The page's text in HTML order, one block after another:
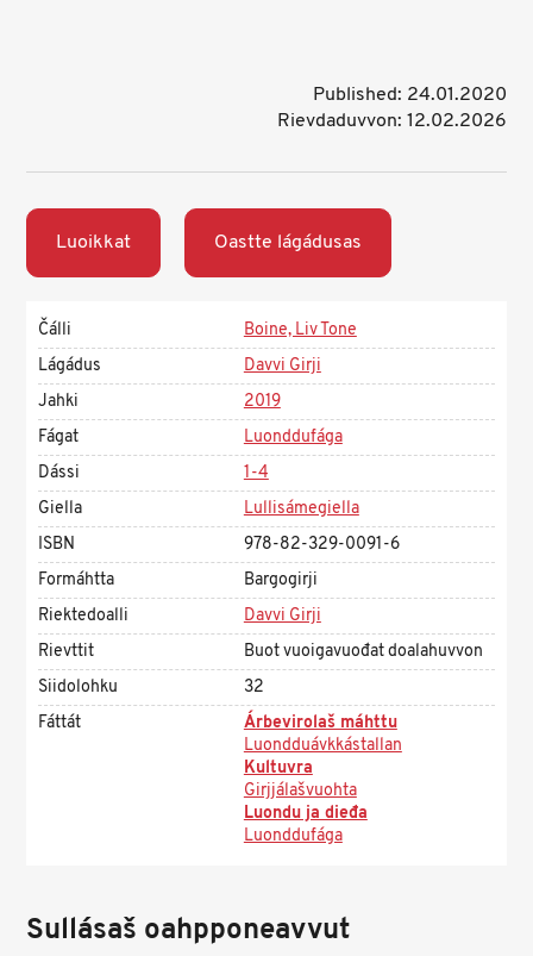
Published: 24.01.2020
Rievdaduvvon: 12.02.2026
Luoikkat Oastte lágádusas
Čálli
Boine, Liv Tone
Lágádus
Davvi Girji
Jahki
2019
Fágat
Luonddufága
Dássi
1-4
Giella
Lullisámegiella
ISBN
978-82-329-0091-6
Formáhtta
Bargogirji
Riektedoalli
Davvi Girji
Rievttit
Buot vuoigavuođat doalahuvvon
Siidolohku
32
Fáttát
Árbevirolaš máhttu
Luondduávkkástallan
Kultuvra
Girjjálašvuohta
Luondu ja dieđa
Luonddufága
Sullásaš oahpponeavvut